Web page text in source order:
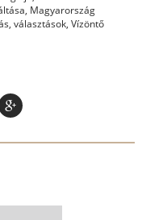
, Magyarország
, választások, Vízöntő